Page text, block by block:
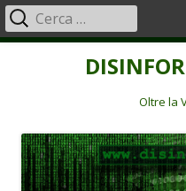
Oltre la
Menu
principale
Ricerca
per: